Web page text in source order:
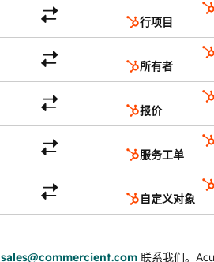
行项目
所有者
报价
服务工单
自定义对象
sales@commercient.com联系我们。